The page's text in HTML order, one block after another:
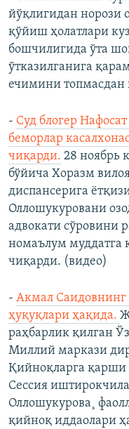
йўқлигидан норози
қўйиш ҳолатлари
бошчилигида ўта
ўтказилганига
ечимини топмасдан
- Суд блогер
беморлар
чиқарди. 28 ноябрь
бўйича Хоразм
диспансерига
Оллошукуровани
адвокати сўровини
номаълум муддатга
чиқарди. (видео)
- Акмал Саидовнинг
ҳуқуқлари ҳақида.
раҳбарлик қилган
Миллий маркази
Қийноқларга қарши
Сессия
Оллошукурова¸
қийноқ иддаолари